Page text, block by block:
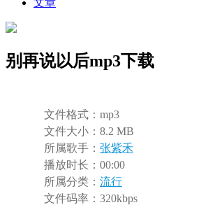
文章
别再说以后mp3下载
文件格式： mp3
文件大小： 8.2 MB
所属歌手： 张紫禾
播放时长： 00:00
所属分类： 流行
文件码率： 320kbps